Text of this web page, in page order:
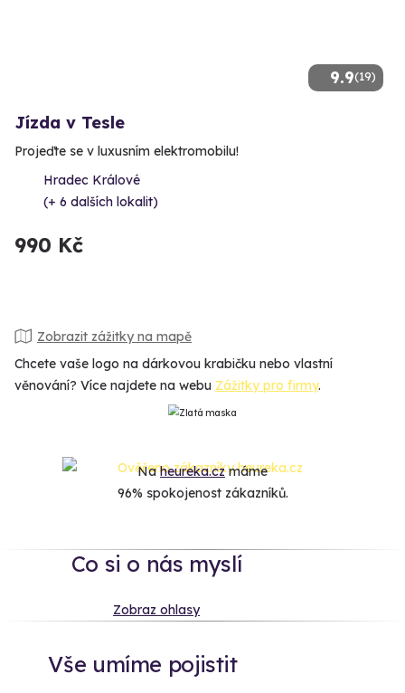
9.9(19)
Jízda v Tesle
Projeďte se v luxusním elektromobilu!
Hradec Králové
(+ 6 dalších lokalit)
990 Kč
Zobrazit zážitky na mapě
Chcete vaše logo na dárkovou krabičku nebo vlastní
věnování? Více najdete na webu Zážitky pro firmy.
Naheureka.czmáme
96% spokojenost zákazníků.
Co si o nás myslí
Zobraz ohlasy
Vše umíme pojistit